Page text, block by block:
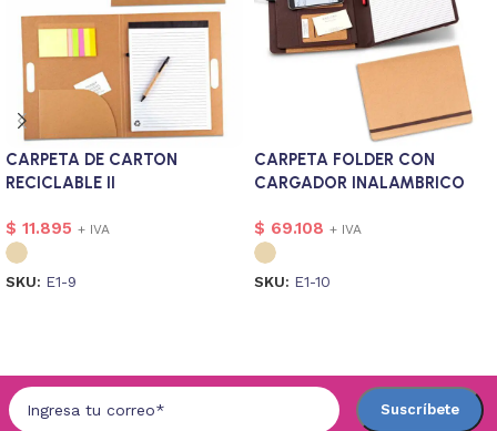
CARPETA DE CARTON
RECICLABLE II
$ 11.895 + IVA
SKU: E1-9
CARPETA FOLDER CON
CARGADOR INALAMBRICO
$ 69.108 + IVA
SKU: E1-10